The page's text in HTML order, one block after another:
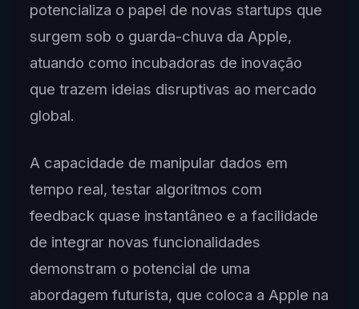
potencializa o papel de novas startups que
surgem sob o guarda-chuva da Apple,
atuando como incubadoras de inovação
que trazem ideias disruptivas ao mercado
global.
A capacidade de manipular dados em
tempo real, testar algoritmos com
feedback quase instantâneo e a facilidade
de integrar novas funcionalidades
demonstram o potencial de uma
abordagem futurista, que coloca a Apple na